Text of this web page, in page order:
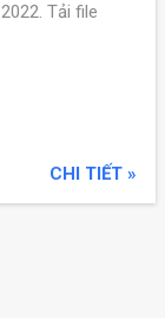
Tải file
CHI TIẾT »